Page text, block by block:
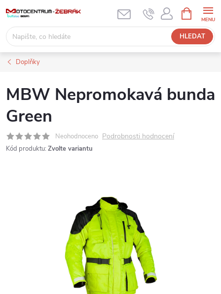
obsah
HLEDAT
NÁKUPNÍ
KOŠÍK
Doplňky
MBW Nepromokavá bunda
Green
Neohodnoceno Podrobnosti hodnocení
Kód produktu: Zvolte variantu